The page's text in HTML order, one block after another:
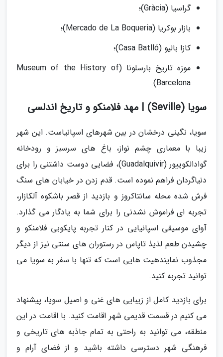
گراسیا (Gràcia)؛
بازار بوکریا (Mercado de La Boqueria)؛
کازا بالیو (Casa Batlló)؛
موزه تاریخ بارسلونا (Museum of the History of
Barcelona).
سویا (Seville) | مهد فلامنکو و تاریخ اندلسی
سویا، نگینی درخشان در بین شهرهای اسپانیاست. این شهر
زیبا با معماری چشم نواز، باغ های سرسبز و رودخانه
گوادالکوییور (Guadalquivir)، فضایی دوست داشتنی را برای
دنیاگردان فراهم نموده است. قدم زدن در خیابان های سنگ
فرش شده محله سانتاکروز و بازدید از قصر باشکوه آلکازار،
تجربه ای فراموش نشدنی را برای شما به یادگار می گذارد.
آوای موسیقی اسپانیایی در کنار تجربه پایکوبی فلامنکو و
چشیدن طعم لذیذ تاپاس در رستوران های سنتی نیز از دیگر
مجذوب نمایندهیت هایی است که تنها با سفر به سویا می
توانید تجربه کنید.
برای بازدید کامل از زیبایی های غنی و اصیل سویا، پیشنهاد
می کنیم در قسمت قدیمی شهر اقامت کنید. با اقامت در این
منطقه، می توانید به راحتی به تمام جاذبه های تاریخی و
فرهنگی شهر دسترسی داشته باشید و از فضای آرام و